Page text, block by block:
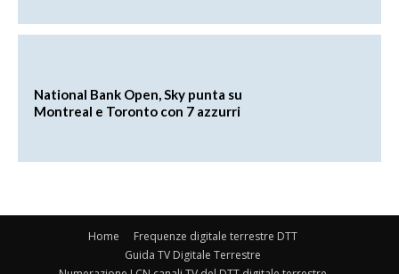
National Bank Open, Sky punta su
Montreal e Toronto con 7 azzurri
Home
Frequenze digitale terrestre DTT
Guida TV Digitale Terrestre